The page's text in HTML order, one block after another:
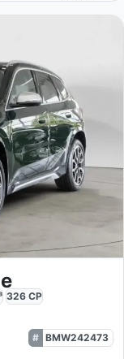
326 CP
BMW242473